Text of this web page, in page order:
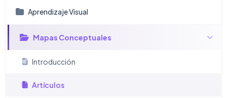
Aprendizaje Visual
Mapas Conceptuales
Introducción
Artículos